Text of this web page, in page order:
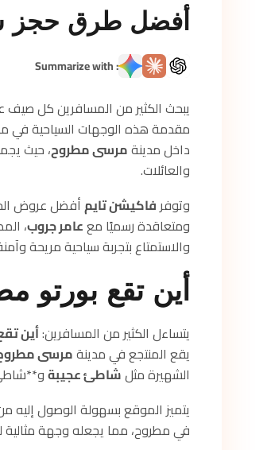
أفضل طرق حجز
: Summarize with
يبحث الكثير من المسافرين كل صيف
مقدمة هذه الوجهات السياحية في
داخل مدينةمرسى مطروح، حيث
والعائلات.
وتوفرفاكيشن تايمأفضل عروض
ومتعاقدة رسميًا مععامر جروب،
والاستمتاع بتجربة سياحية مريحة
أين تقع بورتو
يتساءل الكثير من المسافرين:أين
يقع المنتجع في مدينةمرسى
الشهيرة مثلشاطئ عجيبةو**
يتميز الموقع بسهولة الوصول إليه
في مطروح، مما يجعله وجهة